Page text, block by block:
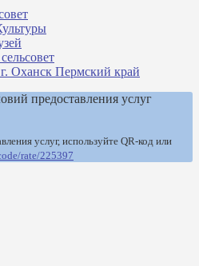
Оханск Пермский край
предоставления услуг
услуг, используйте QR-код или
rate/225397